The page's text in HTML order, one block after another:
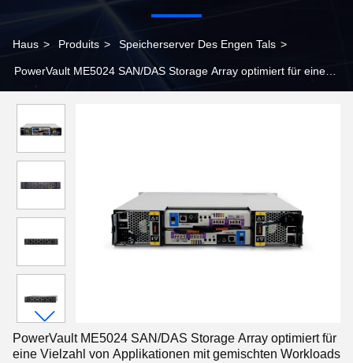
Haus > Produits > Speicherserver Des Engen Tals >
PowerVault ME5024 SAN/DAS Storage Array optimiert für eine
PowerVault ME5024 SAN/DAS Storage Array optimiert für
eine Vielzahl von Applikationen mit gemischten Workloads